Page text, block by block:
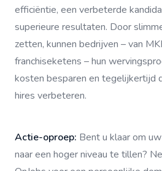
efficiëntie, een verbeterde
superieure resultaten. Door
zetten, kunnen bedrijven – van
franchiseketens – hun
kosten besparen en tegelijkertijd
hires verbeteren.
Actie-oproep: Bent u klaar om
naar een hoger niveau te tillen?